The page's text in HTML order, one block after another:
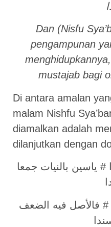
Dan (Nisfu
pengampunan
mustajab bagi
Di antara amalan
malam Nishfu
diamalkan adalah
dilanjutkan dengan
# ياسين بالنيات جمعا
# فالأصل فيه الضعف